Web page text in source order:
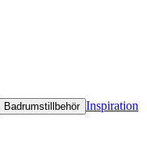
Badrumstillbehör Inspiration